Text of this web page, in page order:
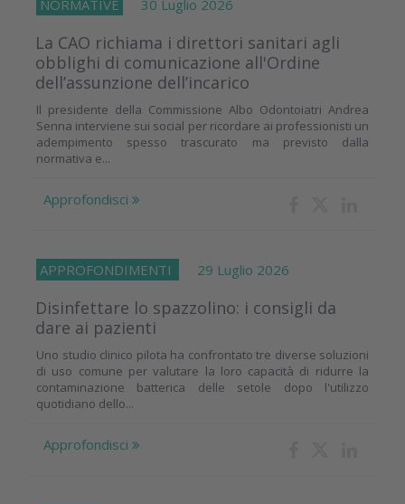
NORMATIVE 30 Luglio 2026
La CAO richiama i direttori sanitari agli
obblighi di comunicazione all'Ordine
dell’assunzione dell’incarico
Il presidente della Commissione Albo Odontoiatri Andrea
Senna interviene sui social per ricordare ai professionisti un
adempimento spesso trascurato ma previsto dalla
normativa e...
Approfondisci
APPROFONDIMENTI 29 Luglio 2026
Disinfettare lo spazzolino: i consigli da
dare ai pazienti
Uno studio clinico pilota ha confrontato tre diverse soluzioni
di uso comune per valutare la loro capacità di ridurre la
contaminazione batterica delle setole dopo l'utilizzo
quotidiano dello...
Approfondisci